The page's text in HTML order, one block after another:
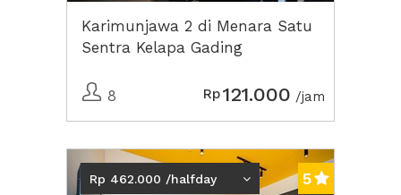
Karimunjawa 2 di Menara Satu
Sentra Kelapa Gading
8 Rp121.000 /jam
Previous Next2
Rp 462.000 /halfday 5